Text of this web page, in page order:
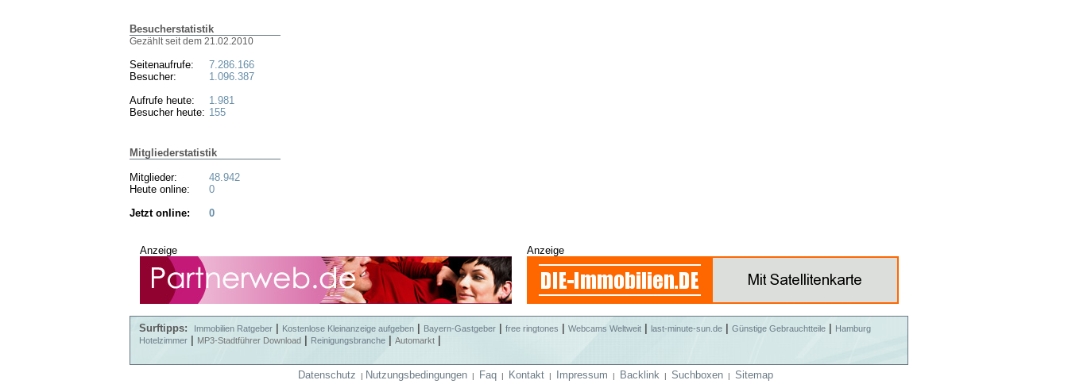
Besucherstatistik
Gezählt seit dem 21.02.2010
Seitenaufrufe:
Besucher:
Aufrufe heute:
Besucher heute:
7.286.166
1.096.387
1.981
155
Mitgliederstatistik
Mitglieder:
Heute online:
48.942
0
Jetzt online:
0
Anzeige Anzeige
Surftipps: Immobilien Ratgeber Kostenlose Kleinanzeige aufgeben Bayern-Gastgeber free ringtones Webcams Weltweit last-minute-sun.de Günstige Gebrauchtteile
Hamburg
Hotelzimmer
MP3-Stadtführer Download Reinigungsbranche Automarkt
Datenschutz | Nutzungsbedingungen| Faq| Kontakt| Impressum | Backlink | Suchboxen| Sitemap